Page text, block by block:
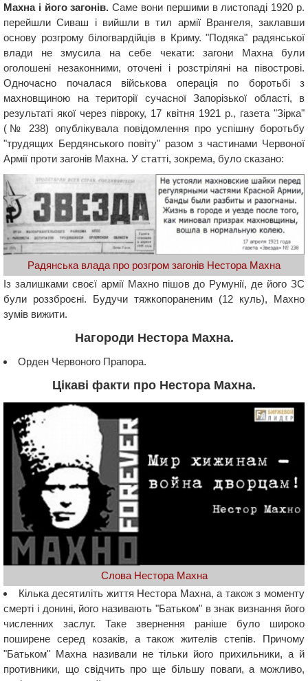
Махна і його загонів. Саме вони першими в листопаді 1920 р.
перейшли Сиваш і вийшли в тил армії Врангеля, заклавши
основу розгрому білогвардійців в Криму. "Подяка" радянської
влади не змусила на себе чекати: загони Махна були
оголошені незаконними, оточені і розстріляні на півострові.
Одночасно почалася військова операція по боротьбі з
махновщиною на території сучасної Запорізької області, в
результаті якої через півроку, 17 квітня 1921 р., газета "Зірка"
(№ 238) опублікувала повідомлення про успішну боротьбу
"трудящих Бердянського повіту" разом з частинами Червоної
Армії проти загонів Махна. У статті, зокрема, було сказано:
Радянська влада про розгром загонів Нестора Махна
Із залишками своєї армії Махно пішов до Румунії, де його ЗС
були роззброєні. Будучи тяжкопораненим (12 куль), Махно
зумів вижити.
Нагороди Нестора Махна.
Орден Червоного Прапора.
Цікаві факти про Нестора Махна.
Слова Нестора Махна
Кілька десятиліть життя Нестора Махна, а також з моменту
смерті і донині, його називають "Батьком" в знак визнання його
численних заслуг. Таке звернення раніше було широко
поширене серед козаків, а також жителів степів. Причому
"Батьком" Махна називали не тільки його прихильники, а й
противники, що свідчить про ще більшу поваги, а можливо,